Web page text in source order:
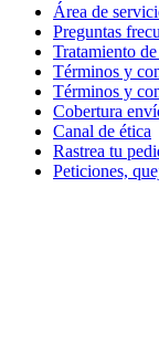
Área de
Preguntas
Tratamiento
Términos y
Términos y
Cobertura
Canal de ética
Rastrea tu
Peticiones,